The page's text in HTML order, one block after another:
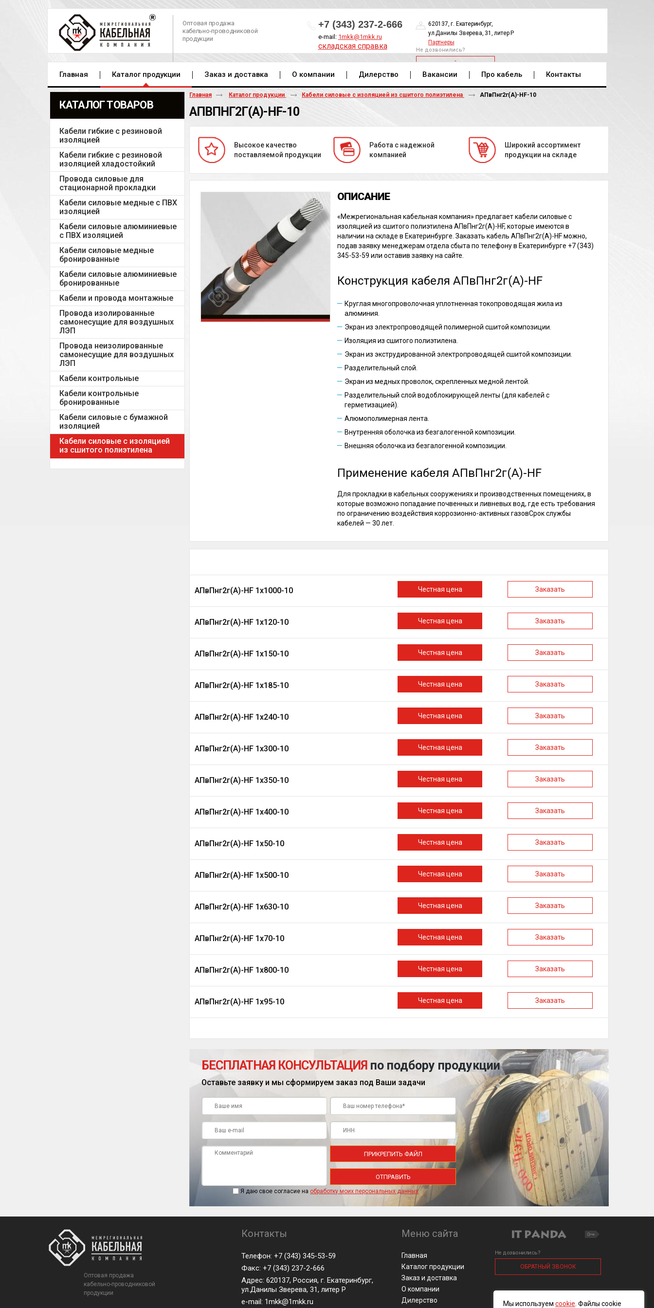
Оптовая продажа
кабельно-проводниковой
продукции
+7 (343) 237-2-666
e-mail: 1mkk@1mkk.ru
складская справка
620137, г. Екатеринбург,
ул.Данилы Зверева, 31, литер Р
Партнеры
Не дозвонились?
ОБРАТНЫЙ ЗВОНОК
Главная Каталог продукции Заказ и доставка О компании Дилерство Вакансии Про кабель Контакты
КАТАЛОГ ТОВАРОВ
Кабели гибкие с резиновой
изоляцией
Кабели гибкие с резиновой
изоляцией хладостойкий
Провода силовые для
стационарной прокладки
Кабели силовые медные с ПВХ
изоляцией
Кабели силовые алюминиевые
с ПВХ изоляцией
Кабели силовые медные
бронированные
Кабели силовые алюминиевые
бронированные
Кабели и провода монтажные
Провода изолированные
самонесущие для воздушных
ЛЭП
Провода неизолированные
самонесущие для воздушных
ЛЭП
Кабели контрольные
Кабели контрольные
бронированные
Кабели силовые с бумажной
изоляцией
Кабели силовые с изоляцией
из сшитого полиэтилена
Главная Каталог продукции Кабели силовые с изоляцией из сшитого полиэтилена АПвПнг2г(А)-HF-10
АПВПНГ2Г(А)-HF-10
Высокое качество
поставляемой продукции
Работа с надежной
компанией
Широкий ассортимент
продукции на складе
«Межрегиональная кабельная компания» предлагает кабели силовые с
изоляцией из сшитого полиэтилена АПвПнг2г(А)-HF, которые имеются в
наличии на складе в Екатеринбурге. Заказать кабель АПвПнг2г(А)-HF можно,
подав заявку менеджерам отдела сбыта по телефону в Екатеринбурге +7 (343)
345-53-59 или оставив заявку на сайте.
Конструкция кабеля АПвПнг2г(А)-HF
Круглая многопроволочная уплотненная токопроводящая жила из
алюминия.
Экран из электропроводящей полимерной сшитой композиции.
Изоляция из сшитого полиэтилена.
Экран из экструдированной электропроводящей сшитой композиции.
Разделительный слой.
Экран из медных проволок, скрепленных медной лентой.
Разделительный слой водоблокирующей ленты (для кабелей с
герметизацией).
Алюмополимерная лента.
Внутренняя оболочка из безгалогенной композиции.
Внешняя оболочка из безгалогенной композиции.
Применение кабеля АПвПнг2г(А)-HF
Для прокладки в кабельных сооружениях и производственных помещениях, в
которые возможно попадание почвенных и ливневых вод, где есть требования
по ограничению воздействия коррозионно-активных газовСрок службы
кабелей — 30 лет.
Заказать
Честная цена
АПвПнг2г(A)-HF 1х1000-10
Заказать
Честная цена
АПвПнг2г(A)-HF 1х120-10
Заказать
Честная цена
АПвПнг2г(A)-HF 1х150-10
Заказать
Честная цена
АПвПнг2г(A)-HF 1х185-10
Заказать
Честная цена
АПвПнг2г(A)-HF 1х240-10
Заказать
Честная цена
АПвПнг2г(A)-HF 1х300-10
Заказать
Честная цена
АПвПнг2г(A)-HF 1х350-10
Заказать
Честная цена
АПвПнг2г(A)-HF 1х400-10
Заказать
Честная цена
АПвПнг2г(A)-HF 1х50-10
Заказать
Честная цена
АПвПнг2г(A)-HF 1х500-10
Заказать
Честная цена
АПвПнг2г(A)-HF 1х630-10
Заказать
Честная цена
АПвПнг2г(A)-HF 1х70-10
Заказать
Честная цена
АПвПнг2г(A)-HF 1х800-10
Заказать
Честная цена
АПвПнг2г(A)-HF 1х95-10
БЕСПЛАТНАЯ КОНСУЛЬТАЦИЯ по подбору продукции
Оставьте заявку и мы сформируем заказ под Ваши задачи
ПРИКРЕПИТЬ ФАЙЛ
Я даю свое согласие на обработку моих персональных данных
ОТПРАВИТЬ
Оптовая продажа
кабельно-проводниковой
продукции
Контакты
Телефон: +7 (343) 345-53-59
Факс: +7 (343) 237-2-666
Адрес: 620137, Россия, г. Екатеринбург,
ул.Данилы Зверева, 31, литер Р
e-mail: 1mkk@1mkk.ru
Меню сайта
Главная
Каталог продукции
Заказ и доставка
О компании
Дилерство
Не дозвонились?
ОБРАТНЫЙ ЗВОНОК
Мы используем cookie . Файлы cookie